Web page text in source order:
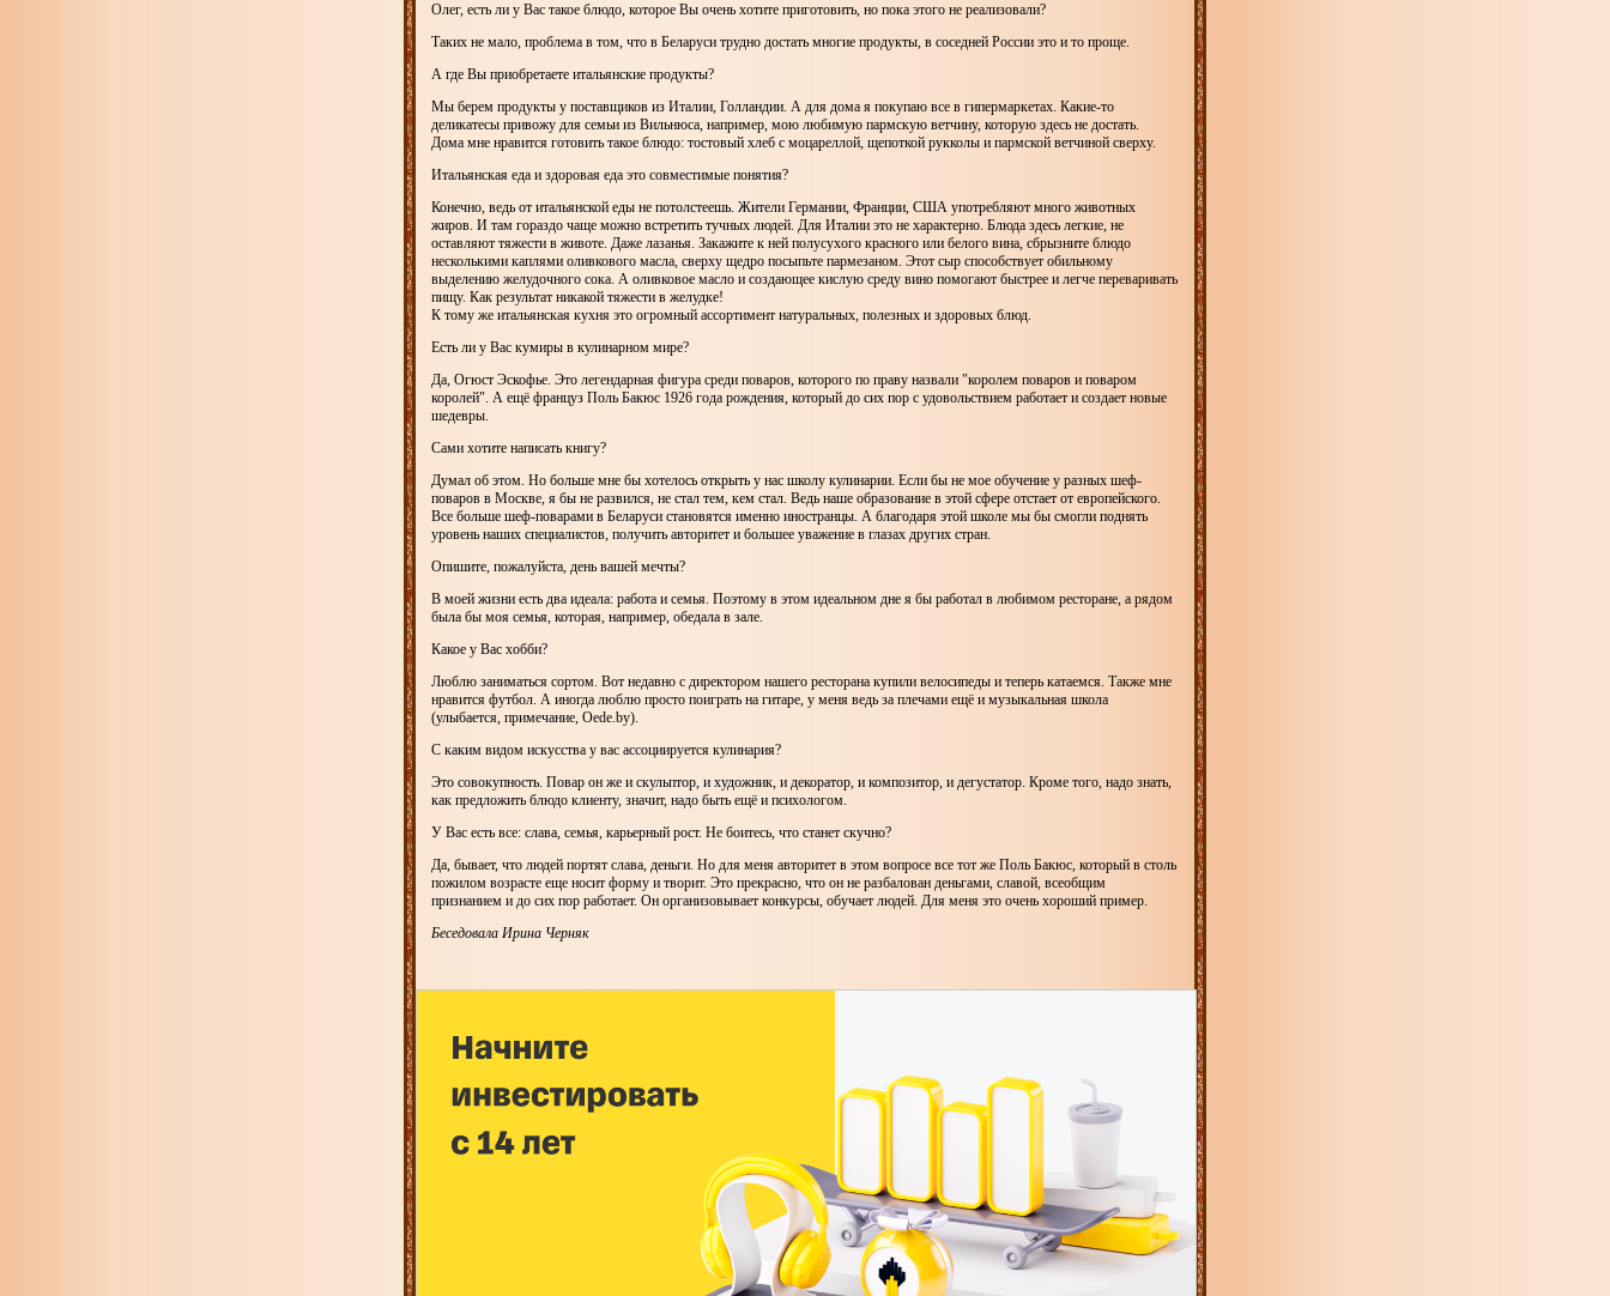
Олег, есть ли у Вас такое блюдо, которое Вы очень хотите приготовить, но пока этого не реализовали?
Таких не мало, проблема в том, что в Беларуси трудно достать многие продукты, в соседней России это и то проще.
А где Вы приобретаете итальянские продукты?
Мы берем продукты у поставщиков из Италии, Голландии. А для дома я покупаю все в гипермаркетах. Какие-то
деликатесы привожу для семьи из Вильнюса, например, мою любимую пармскую ветчину, которую здесь не достать.
Дома мне нравится готовить такое блюдо: тостовый хлеб с моцареллой, щепоткой рукколы и пармской ветчиной сверху.
Итальянская еда и здоровая еда это совместимые понятия?
Конечно, ведь от итальянской еды не потолстеешь. Жители Германии, Франции, США употребляют много животных
жиров. И там гораздо чаще можно встретить тучных людей. Для Италии это не характерно. Блюда здесь легкие, не
оставляют тяжести в животе. Даже лазанья. Закажите к ней полусухого красного или белого вина, сбрызните блюдо
несколькими каплями оливкового масла, сверху щедро посыпьте пармезаном. Этот сыр способствует обильному
выделению желудочного сока. А оливковое масло и создающее кислую среду вино помогают быстрее и легче переваривать
пищу. Как результат никакой тяжести в желудке!
К тому же итальянская кухня это огромный ассортимент натуральных, полезных и здоровых блюд.
Есть ли у Вас кумиры в кулинарном мире?
Да, Огюст Эскофье. Это легендарная фигура среди поваров, которого по праву назвали "королем поваров и поваром
королей". А ещё француз Поль Бакюс 1926 года рождения, который до сих пор с удовольствием работает и создает новые
шедевры.
Сами хотите написать книгу?
Думал об этом. Но больше мне бы хотелось открыть у нас школу кулинарии. Если бы не мое обучение у разных шеф-
поваров в Москве, я бы не развился, не стал тем, кем стал. Ведь наше образование в этой сфере отстает от европейского.
Все больше шеф-поварами в Беларуси становятся именно иностранцы. А благодаря этой школе мы бы смогли поднять
уровень наших специалистов, получить авторитет и большее уважение в глазах других стран.
Опишите, пожалуйста, день вашей мечты?
В моей жизни есть два идеала: работа и семья. Поэтому в этом идеальном дне я бы работал в любимом ресторане, а рядом
была бы моя семья, которая, например, обедала в зале.
Какое у Вас хобби?
Люблю заниматься сортом. Вот недавно с директором нашего ресторана купили велоcипеды и теперь катаемся. Также мне
нравится футбол. А иногда люблю просто поиграть на гитаре, у меня ведь за плечами ещё и музыкальная школа
(улыбается, примечание, Oede.by).
С каким видом искусства у вас ассоциируется кулинария?
Это совокупность. Повар он же и скульптор, и художник, и декоратор, и композитор, и дегустатор. Кроме того, надо знать,
как предложить блюдо клиенту, значит, надо быть ещё и психологом.
У Вас есть все: слава, семья, карьерный рост. Не боитесь, что станет скучно?
Да, бывает, что людей портят слава, деньги. Но для меня авторитет в этом вопросе все тот же Поль Бакюс, который в столь
пожилом возрасте еще носит форму и творит. Это прекрасно, что он не разбалован деньгами, славой, всеобщим
признанием и до сих пор работает. Он организовывает конкурсы, обучает людей. Для меня это очень хороший пример.
Беседовала Ирина Черняк